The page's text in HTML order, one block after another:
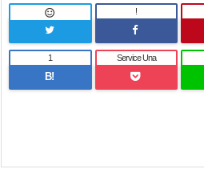
 !
B!
1 Service Una